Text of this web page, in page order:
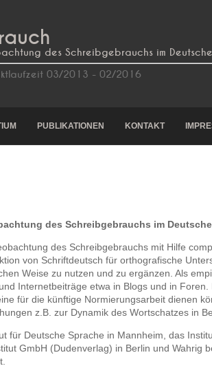
des Schreibgebrauchs im
03/2013 - 02/2016
PUBLIKATIONEN KONTAKT
des Schreibgebrauchs im
des Schreibgebrauchs mit Hilfe
von Schriftdeutsch für orthografische
Weise zu nutzen und zu ergänzen. Als
Internetbeiträge etwa in Blogs und in
für die künftige Normierungsarbeit dienen
z.B. zur Dynamik des Wortschatzes in
für Deutsche Sprache in Mannheim, das
GmbH (Dudenverlag) in Berlin und Wahrig